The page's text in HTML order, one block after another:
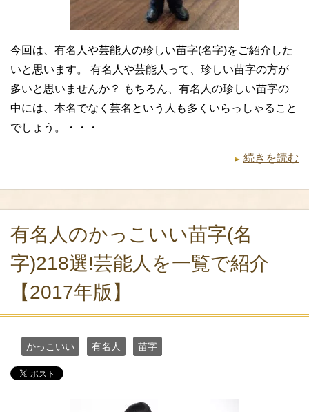
今回は、有名人や芸能人の珍しい苗字(名字)をご紹介した
いと思います。 有名人や芸能人って、珍しい苗字の方が
多いと思いませんか？ もちろん、有名人の珍しい苗字の
中には、本名でなく芸名という人も多くいらっしゃること
でしょう。・・・
続きを読む
有名人のかっこいい苗字(名
字)218選!芸能人を一覧で紹介
【2017年版】
かっこいい 有名人 苗字